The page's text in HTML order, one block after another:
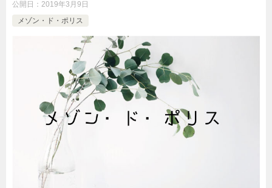
公開日： 2019年3月9日
メゾン・ド・ポリス